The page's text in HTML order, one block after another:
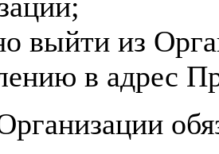
выйти из
в адрес